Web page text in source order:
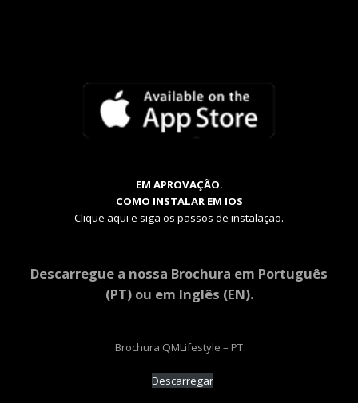
EM APROVAÇÃO.
COMO INSTALAR EM IOS
Clique aqui e siga os passos de instalação.
Descarregue a nossa Brochura em Português
(PT) ou em Inglês (EN).
Brochura QMLifestyle – PT
Descarregar